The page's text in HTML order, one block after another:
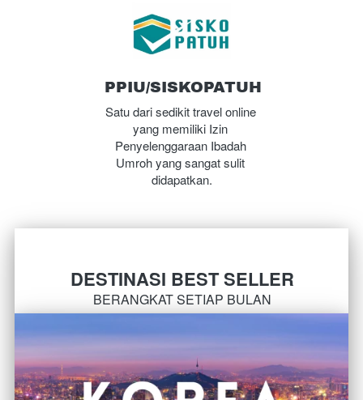
PPIU/SISKOPATUH
Satu dari sedikit travel online
yang memiliki Izin
Penyelenggaraan Ibadah
Umroh yang sangat sulit
didapatkan.
DESTINASI BEST SELLER
BERANGKAT SETIAP BULAN